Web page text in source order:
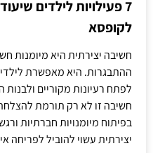
7 פעילויות לילדים
לקופסא
חשיבה יצירתית היא מיומנות
ההתבגרות. היא מאפשרת
לפתח רעיונות מקוריים
חשיבה זו לא רק תורמת
בפיתוח מיומנויות חברתיות
יצירתית עשוי להוביל לפריחה